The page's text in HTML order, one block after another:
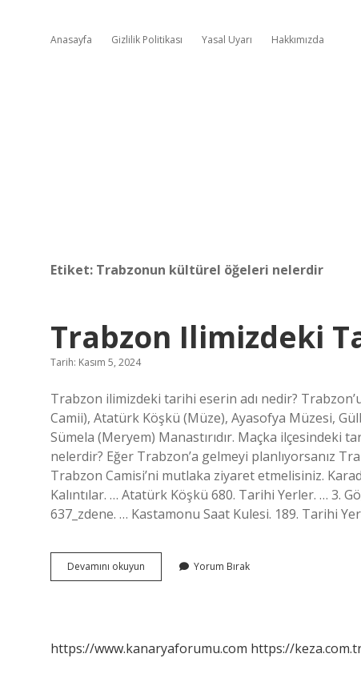
Anasayfa Gizlilik Politikası Yasal Uyarı Hakkımızda
Etiket: Trabzonun kültürel öğeleri nelerdir
Trabzon Ilimizdeki
Tarih: Kasım 5, 2024
Trabzon ilimizdeki tarihi eserin adı nedir?
Camii), Atatürk Köşkü (Müze), Ayasofya Müzesi,
Sümela (Meryem) Manastırıdır. Maçka ilçesindeki
nelerdir? Eğer Trabzon’a gelmeyi planlıyorsanız
Trabzon Camisi’ni mutlaka ziyaret etmelisiniz.
Kalıntılar. … Atatürk Köşkü 680. Tarihi Yerler. … 3.
637_zdene. … Kastamonu Saat Kulesi. 189. Tarihi
Devamını okuyun Trabzon
Ilimizdeki
Yorum Bırak
https://www.kanaryaforumu.com https://